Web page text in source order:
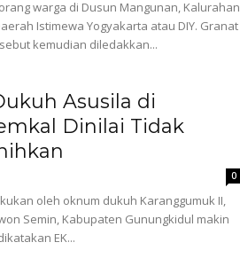
warga di Dusun Mangunan, Kalurahan
Istimewa Yogyakarta atau DIY. Granat
kemudian diledakkan...
Asusila di
Dinilai Tidak
0
oleh oknum dukuh Karanggumuk II,
Semin, Kabupaten Gunungkidul makin
EK...